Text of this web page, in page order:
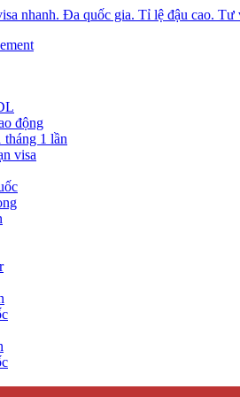
Đa quốc gia. Tỉ lệ đậu cao. Tư
động
tháng 1 lần
visa